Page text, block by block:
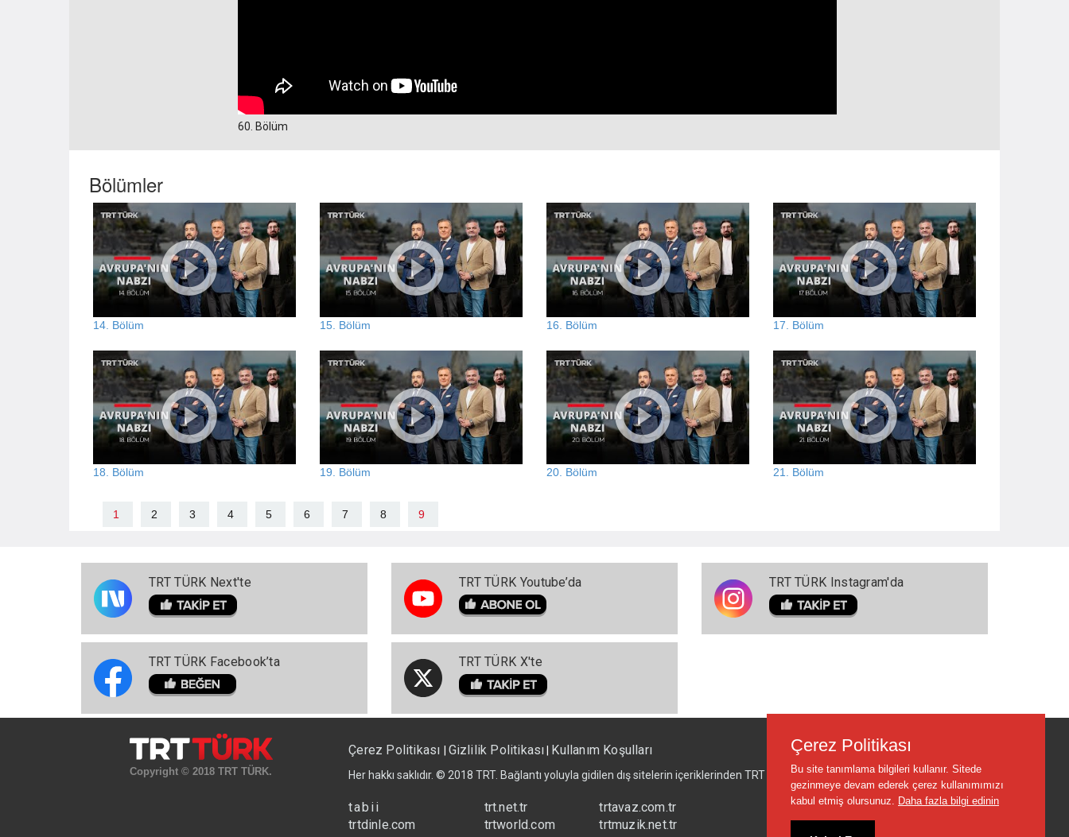
60. Bölüm
Bölümler
14. Bölüm 15. Bölüm 16. Bölüm 17. Bölüm
18. Bölüm 19. Bölüm 20. Bölüm 21. Bölüm
1 2 3 4 5 6 7 8 9
TRT TÜRK Next'te
TRT TÜRK Facebook’ta
TRT TÜRK Youtube’da
TRT TÜRK X'te
TRT TÜRK Instagram'da
Copyright © 2018 TRT TÜRK.
Çerez Politikası Gizlilik Politikası Kullanım Koşulları
Her hakkı saklıdır. © 2018 TRT. Bağlantı yoluyla gidilen dış sitelerin içeriklerinden TRT sorumlu değildir.
tabii
trtdinle.com
trt.net.tr
trtworld.com
trtavaz.com.tr
trtmuzik.net.tr
Çerez Politikası
Bu site tanımlama bilgileri kullanır. Sitede
gezinmeye devam ederek çerez kullanımımızı
kabul etmiş olursunuz. Daha fazla bilgi edinin